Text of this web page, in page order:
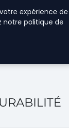
expérience de
notre politique de